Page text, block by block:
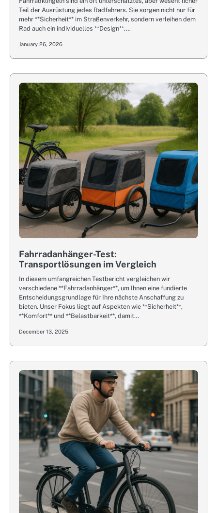
Teil der Ausrüstung jedes Radfahrers. Sie sorgen nicht nur für
mehr **Sicherheit** im Straßenverkehr, sondern verleihen dem
Rad auch ein individuelles **Design**.…
January 26, 2026
Fahrradanhänger-Test:
Transportlösungen im Vergleich
In diesem umfangreichen Testbericht vergleichen wir
verschiedene **Fahrradanhänger**, um Ihnen eine fundierte
Entscheidungsgrundlage für Ihre nächste Anschaffung zu
bieten. Unser Fokus liegt auf Aspekten wie **Sicherheit**,
**Komfort** und **Belastbarkeit**, damit…
December 13, 2025